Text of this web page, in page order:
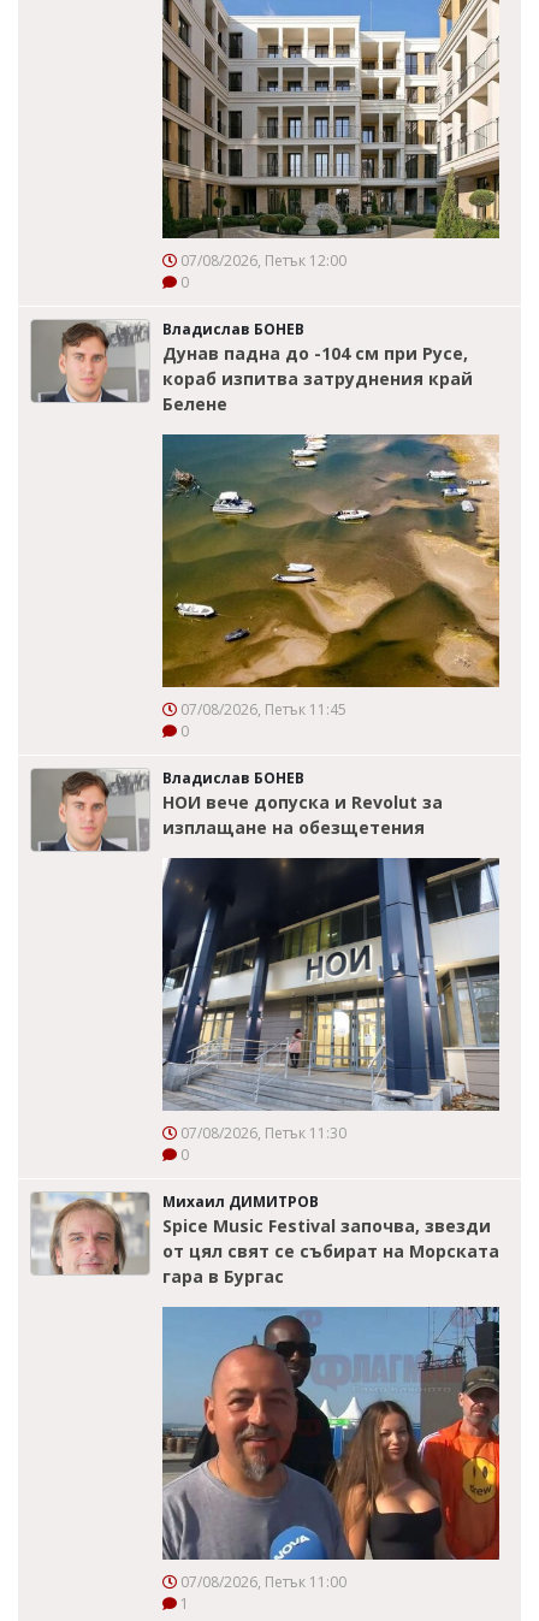
07/08/2026, Петък 12:00
0
Владислав БОНЕВ
Дунав падна до -104 см при Русе,
кораб изпитва затруднения край
Белене
07/08/2026, Петък 11:45
0
Владислав БОНЕВ
НОИ вече допуска и Revolut за
изплащане на обезщетения
07/08/2026, Петък 11:30
0
Михаил ДИМИТРОВ
Spice Music Festival започва, звезди
от цял свят се събират на Морската
гара в Бургас
07/08/2026, Петък 11:00
1